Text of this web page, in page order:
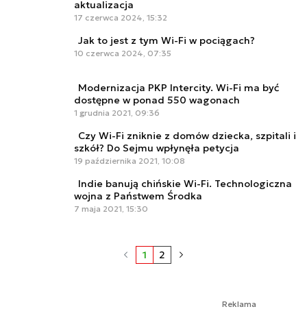
aktualizacja
17 czerwca 2024, 15:32
Jak to jest z tym Wi-Fi w pociągach?
10 czerwca 2024, 07:35
Modernizacja PKP Intercity. Wi-Fi ma być
dostępne w ponad 550 wagonach
1 grudnia 2021, 09:36
Czy Wi-Fi zniknie z domów dziecka, szpitali i
szkół? Do Sejmu wpłynęła petycja
19 października 2021, 10:08
Indie banują chińskie Wi-Fi. Technologiczna
wojna z Państwem Środka
7 maja 2021, 15:30
1 2
Reklama